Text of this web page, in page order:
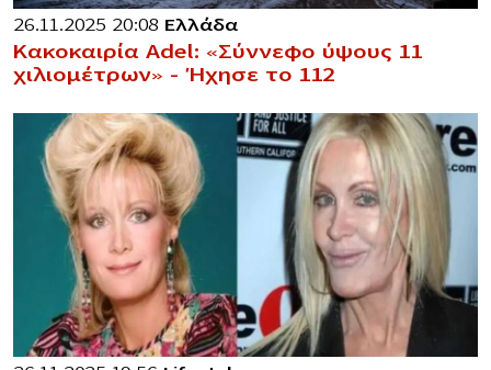
26.11.2025 20:08 Ελλάδα
Κακοκαιρία Adel: «Σύννεφο ύψους 11
χιλιομέτρων» – Ήχησε το 112